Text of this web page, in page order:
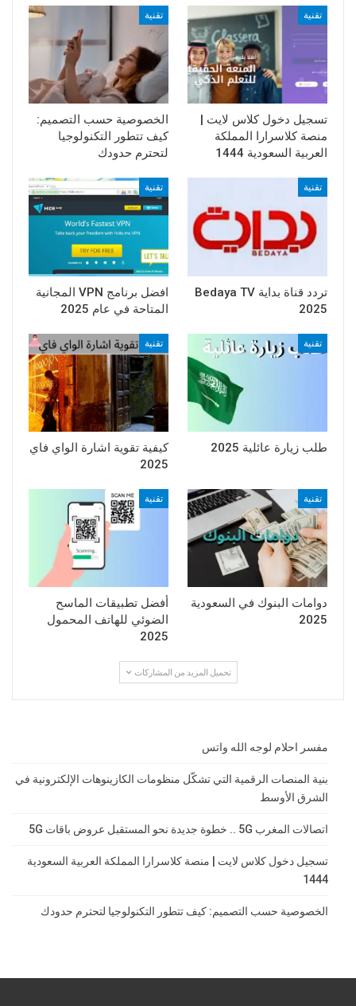
تقنية
تسجيل دخول كلاس لايت |
منصة كلاسرارا المملكة
العربية السعودية 1444
تقنية
الخصوصية حسب التصميم:
كيف تتطور التكنولوجيا
لتحترم حدودك
تقنية
تردد قناة بداية Bedaya TV
2025
تقنية
افضل برنامج VPN المجانية
المتاحة في عام 2025
تقنية
طلب زيارة عائلية 2025
تقنية
كيفية تقوية اشارة الواي فاي
2025
تقنية
دوامات البنوك في السعودية
2025
تقنية
أفضل تطبيقات الماسح
الضوئي للهاتف المحمول
2025
تحميل المزيد من المشاركات
مفسر احلام لوجه الله واتس
بنية المنصات الرقمية التي تشكّل منظومات الكازينوهات الإلكترونية في
الشرق الأوسط
اتصالات المغرب 5G .. خطوة جديدة نحو المستقبل عروض باقات 5G
تسجيل دخول كلاس لايت | منصة كلاسرارا المملكة العربية السعودية
1444
الخصوصية حسب التصميم: كيف تتطور التكنولوجيا لتحترم حدودك